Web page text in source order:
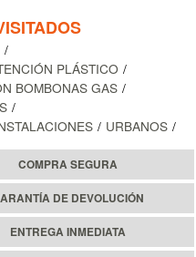
PLÁSTICO
BOMBONAS GAS
URBANOS
COMPRA SEGURA
DE DEVOLUCIÓN
ENTREGA INMEDIATA